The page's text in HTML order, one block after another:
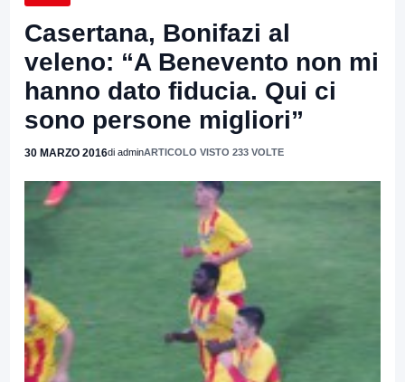
Casertana, Bonifazi al
veleno: “A Benevento non mi
hanno dato fiducia. Qui ci
sono persone migliori”
30 MARZO 2016di adminARTICOLO VISTO 233 VOLTE